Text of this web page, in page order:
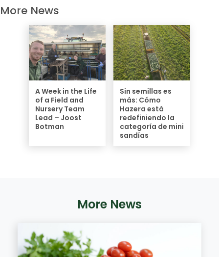
More News
A Week in the Life
of a Field and
Nursery Team
Lead – Joost
Botman
Sin semillas es
más: Cómo
Hazera está
redefiniendo la
categoría de mini
sandías
More News